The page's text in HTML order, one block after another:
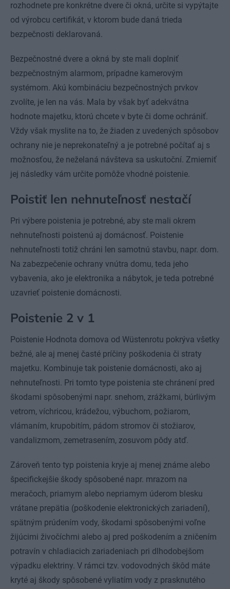
rozhodnete pre konkrétne dvere či okná, určite si vypýtajte
od výrobcu certifikát, v ktorom bude daná trieda
bezpečnosti deklarovaná.
Bezpečnostné dvere a okná by ste mali doplniť
bezpečnostným alarmom, prípadne kamerovým
systémom. Akú kombináciu bezpečnostných prvkov
zvolíte, je len na vás. Mala by však byť adekvátna
hodnote majetku, ktorú chcete v byte či dome ochrániť.
Vždy však myslite na to, že žiaden z uvedených spôsobov
ochrany nie je neprekonateľný a je potrebné počítať aj s
možnosťou, že neželaná návšteva sa uskutoční. Zmierniť
jej následky vám určite pomôže vhodné poistenie.
Poistiť len nehnuteľnosť nestačí
Pri výbere poistenia je potrebné, aby ste mali okrem
nehnuteľnosti poistenú aj domácnosť. Poistenie
nehnuteľnosti totiž chráni len samotnú stavbu, napr. dom.
Na zabezpečenie ochrany vnútra domu, teda jeho
vybavenia, ako je elektronika a nábytok, je teda potrebné
uzavrieť poistenie domácnosti.
Poistenie 2 v 1
Poistenie Hodnota domova od Wüstenrotu pokrýva všetky
bežné, ale aj menej časté príčiny poškodenia či straty
majetku. Kombinuje tak poistenie domácnosti, ako aj
nehnuteľnosti. Pri tomto type poistenia ste chránení pred
škodami spôsobenými napr. snehom, zrážkami, búrlivým
vetrom, víchricou, krádežou, výbuchom, požiarom,
vlámaním, krupobitím, pádom stromov či stožiarov,
vandalizmom, zemetrasením, zosuvom pôdy atď.
Zároveň tento typ poistenia kryje aj menej známe alebo
špecifickejšie škody spôsobené napr. mrazom na
meračoch, priamym alebo nepriamym úderom blesku
vrátane prepätia (poškodenie elektronických zariadení),
spätným prúdením vody, škodami spôsobenými voľne
žijúcimi živočíchmi alebo aj pred poškodením a zničením
potravín v chladiacich zariadeniach pri dlhodobejšom
výpadku elektriny. V rámci tzv. vodovodných škôd máte
kryté aj škody spôsobené vyliatím vody z prasknutého